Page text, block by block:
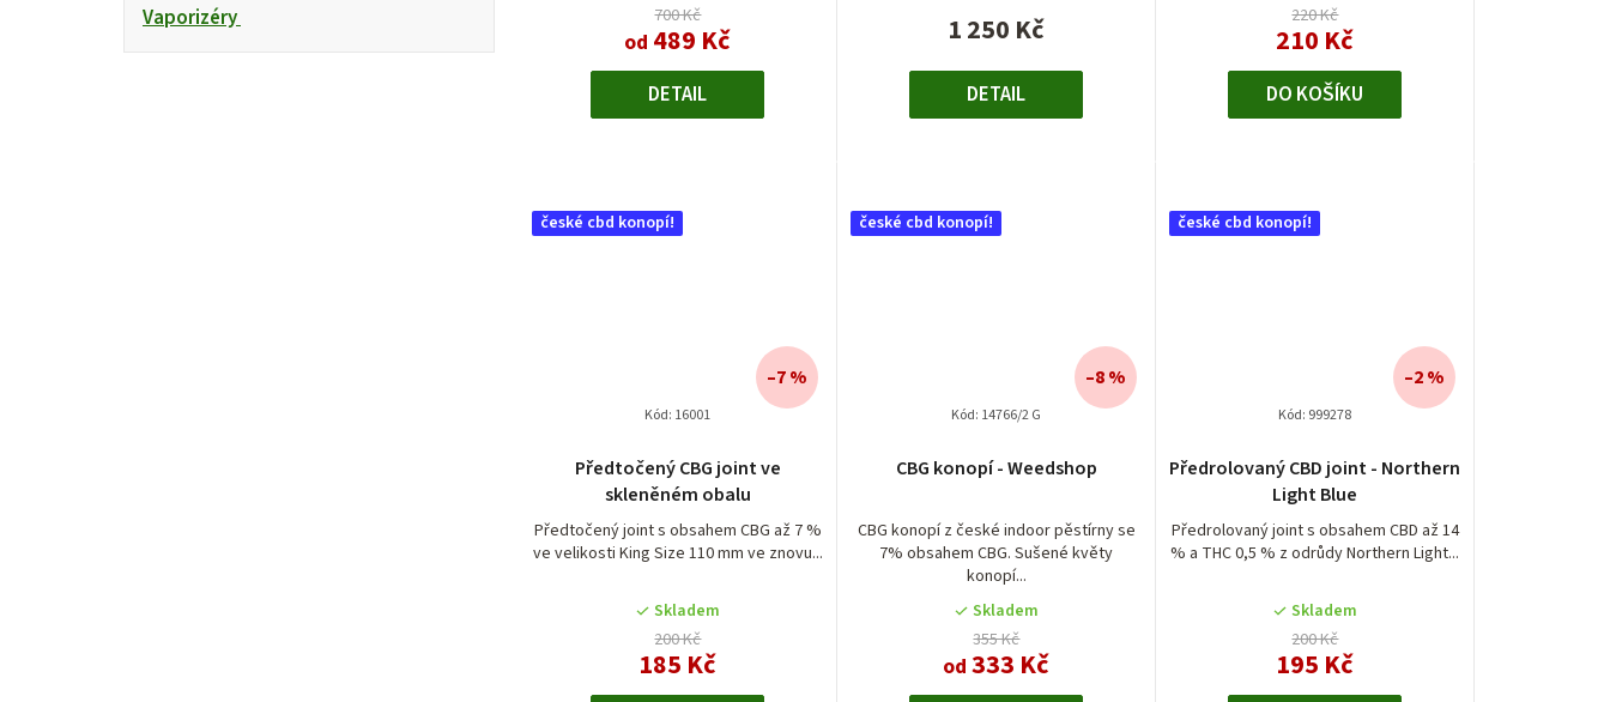
Vaporizéry
700 Kč
od 489 Kč
DETAIL
1 250 Kč
DETAIL
220 Kč
210 Kč
DO KOŠÍKU
české cbd konopí!
Předtočený CBG joint ve
skleněném obalu
Předtočený joint s obsahem CBG až 7 %
ve velikosti King Size 110 mm ve znovu...
Skladem
200 Kč
185 Kč
–7 %
Kód: 16001
české cbd konopí!
CBG konopí - Weedshop
CBG konopí z české indoor pěstírny se
7% obsahem CBG. Sušené květy
konopí...
Skladem
355 Kč
od 333 Kč
–8 %
Kód: 14766/2 G
české cbd konopí!
Předrolovaný CBD joint - Northern
Light Blue
Předrolovaný joint s obsahem CBD až 14
% a THC 0,5 % z odrůdy Northern Light...
hodnocení
produktu
je
4,5
5
hvězdiček.
Skladem
200 Kč
195 Kč
–2 %
Kód: 999278